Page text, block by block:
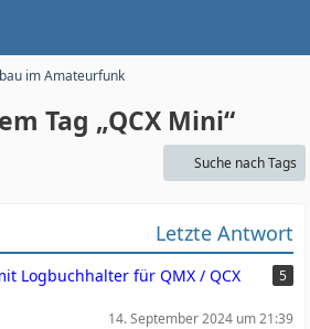
im Amateurfunk
Tag „QCX Mini“
Suche nach Tags
Letzte Antwort
Logbuchhalter für QMX / QCX
5
14. September 2024 um 21:39